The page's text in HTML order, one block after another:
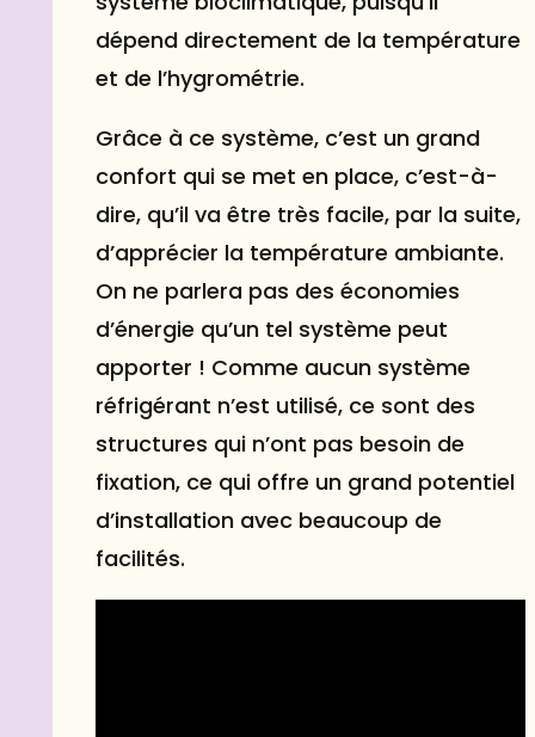
dépend directement de la température
et de l’hygrométrie.
Grâce à ce système, c’est un grand
confort qui se met en place, c’est-à-
dire, qu’il va être très facile, par la suite,
d’apprécier la température ambiante.
On ne parlera pas des économies
d’énergie qu’un tel système peut
apporter ! Comme aucun système
réfrigérant n’est utilisé, ce sont des
structures qui n’ont pas besoin de
fixation, ce qui offre un grand potentiel
d’installation avec beaucoup de
facilités.